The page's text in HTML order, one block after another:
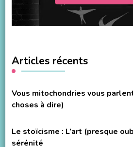
Articles récents
Vous mitochondries vous
choses à dire)
Le stoïcisme : L’art (presque
sérénité